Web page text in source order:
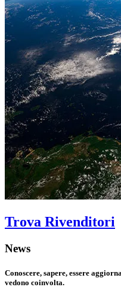
Trova Rivenditori
News
Conoscere, sapere, essere
vedono coinvolta.